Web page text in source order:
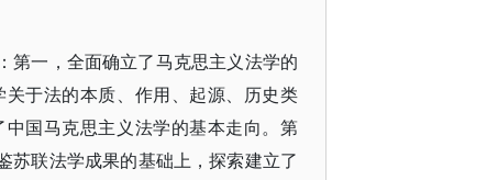
第一，全面确立了马克思主义法学的
于法的本质、作用、起源、历史类
国马克思主义法学的基本走向。第
苏联法学成果的基础上，探索建立了